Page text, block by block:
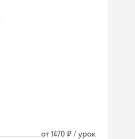
от 1470 ₽ / урок